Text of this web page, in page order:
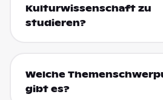
Kulturwissenschaft zu
studieren?
Welche
gibt es?